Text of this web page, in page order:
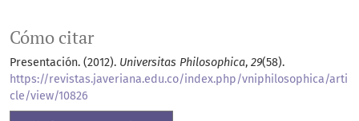
Cómo citar
Presentación. (2012). Universitas Philosophica, 29(58).
https://revistas.javeriana.edu.co/index.php/vniphilosophica/arti
cle/view/10826